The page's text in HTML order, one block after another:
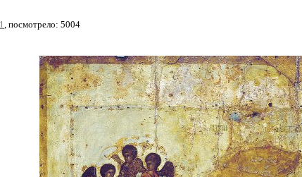
, посмотрело: 5004